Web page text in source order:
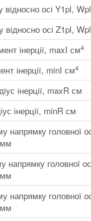
осі Y1pl,
осі Z1pl,
інерції, maxI см4
інерції, minI см4
інерції, maxR см
інерції, minR см
напрямку головної
мм
напрямку головної
мм
напрямку головної
мм